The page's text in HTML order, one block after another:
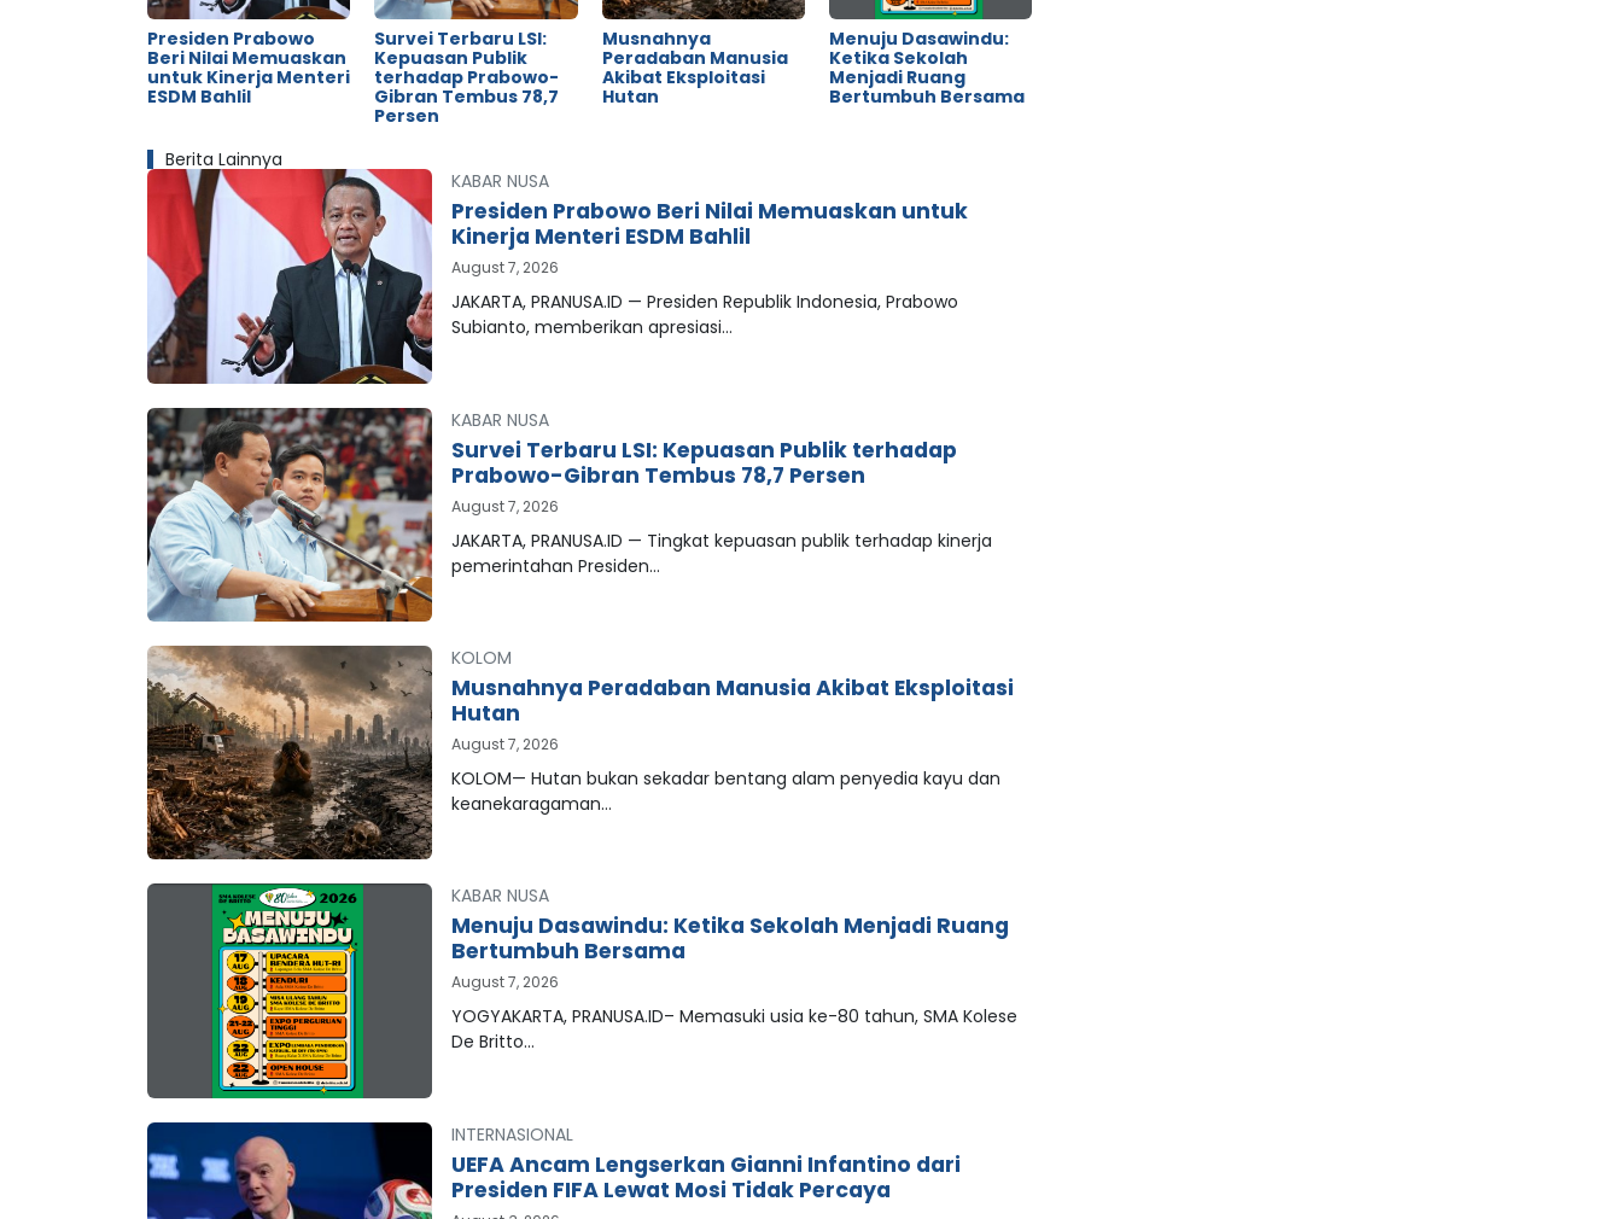
Presiden Prabowo
Beri Nilai Memuaskan
untuk Kinerja Menteri
ESDM Bahlil
Survei Terbaru LSI:
Kepuasan Publik
terhadap Prabowo-
Gibran Tembus 78,7
Persen
Musnahnya
Peradaban Manusia
Akibat Eksploitasi
Hutan
Menuju Dasawindu:
Ketika Sekolah
Menjadi Ruang
Bertumbuh Bersama
Berita Lainnya
KABAR NUSA
Presiden Prabowo Beri Nilai Memuaskan untuk
Kinerja Menteri ESDM Bahlil
August 7, 2026
JAKARTA, PRANUSA.ID — Presiden Republik Indonesia, Prabowo
Subianto, memberikan apresiasi…
KABAR NUSA
Survei Terbaru LSI: Kepuasan Publik terhadap
Prabowo-Gibran Tembus 78,7 Persen
August 7, 2026
JAKARTA, PRANUSA.ID — Tingkat kepuasan publik terhadap kinerja
pemerintahan Presiden…
KOLOM
Musnahnya Peradaban Manusia Akibat Eksploitasi
Hutan
August 7, 2026
KOLOM— Hutan bukan sekadar bentang alam penyedia kayu dan
keanekaragaman…
KABAR NUSA
Menuju Dasawindu: Ketika Sekolah Menjadi Ruang
Bertumbuh Bersama
August 7, 2026
YOGYAKARTA, PRANUSA.ID– Memasuki usia ke-80 tahun, SMA Kolese
De Britto…
INTERNASIONAL
UEFA Ancam Lengserkan Gianni Infantino dari
Presiden FIFA Lewat Mosi Tidak Percaya